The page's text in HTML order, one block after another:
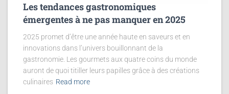
Les tendances gastronomiques
émergentes à ne pas manquer en 2025
2025 promet d’être une année haute en saveurs et en
innovations dans l’univers bouillonnant de la
gastronomie. Les gourmets aux quatre coins du monde
auront de quoi titiller leurs papilles grâce à des créations
culinaires Read more